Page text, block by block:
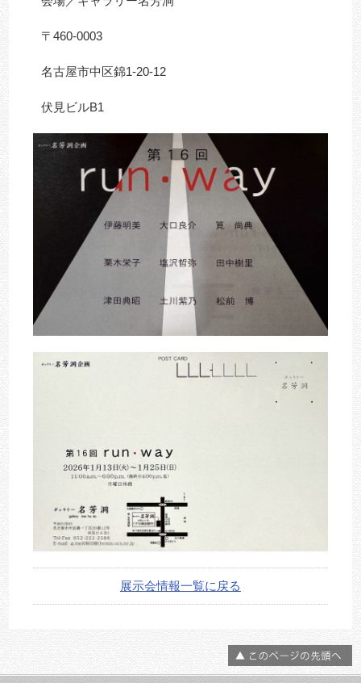
〒460-0003
名古屋市中区錦1-20-12
伏見ビルB1
展示会情報一覧に戻る